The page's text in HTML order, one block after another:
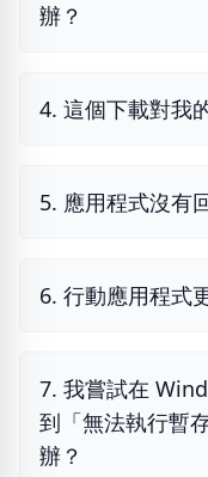
辦？
4. 這個下載對我
5. 應用程式沒有
6. 行動應用程式
7. 我嘗試在
到「無法執行暫
辦？